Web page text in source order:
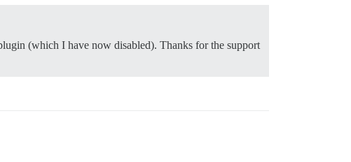
(which I have now disabled). Thanks for the support